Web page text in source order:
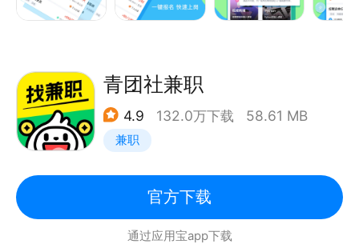
结算更快。完工在线结算、瞬间到账，痛快。升级斗米
找工作求职就上兼小宝兼职app！
【联系我们】
在线客服：登录兼小宝兼职APP，在【我的】页面点击
联系客服即可。
青团社兼职
4.9 132.0万下载 58.61 MB
兼职
官方下载
通过应用宝app下载